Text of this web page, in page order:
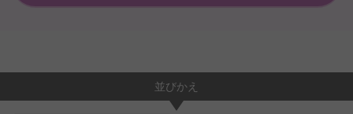
並びかえ